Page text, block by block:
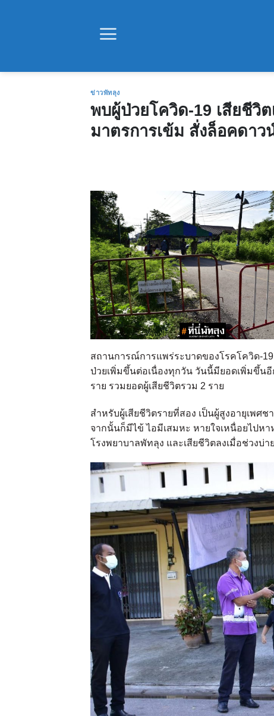
ข่าวพัทลุง
พบผู้ป่วยโควิด-19 เสียชีวิ
มาตรการเข้ม สั่งล็อคดาว
สถานการณ์การแพร่ระบาดของโรคโควิด-
ป่วยเพิ่มขึ้นต่อเนื่องทุกวัน วันนี้มียอดเพิ่มขึ้นอี
ราย รวมยอดผู้เสียชีวิตรวม 2 ราย
สำหรับผู้เสียชีวิตรายที่สอง เป็นผู้สูงอายุเพศ
จากนั้นก็มีไข้ ไอมีเสมหะ หายใจเหนื่อยไปห
โรงพยาบาลพัทลุง และเสียชีวิตลงเมื่อช่วงบ่